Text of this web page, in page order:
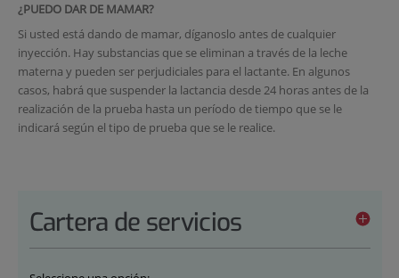
¿PUEDO DAR DE MAMAR?
Si usted está dando de mamar, díganoslo antes de cualquier
inyección. Hay substancias que se eliminan a través de la leche
materna y pueden ser perjudiciales para el lactante. En algunos
casos, habrá que suspender la lactancia desde 24 horas antes de la
realización de la prueba hasta un período de tiempo que se le
indicará según el tipo de prueba que se le realice.
Cartera de servicios